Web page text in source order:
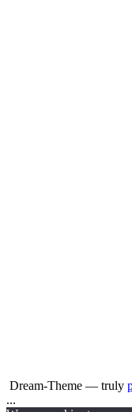
Dream-Theme — truly
...